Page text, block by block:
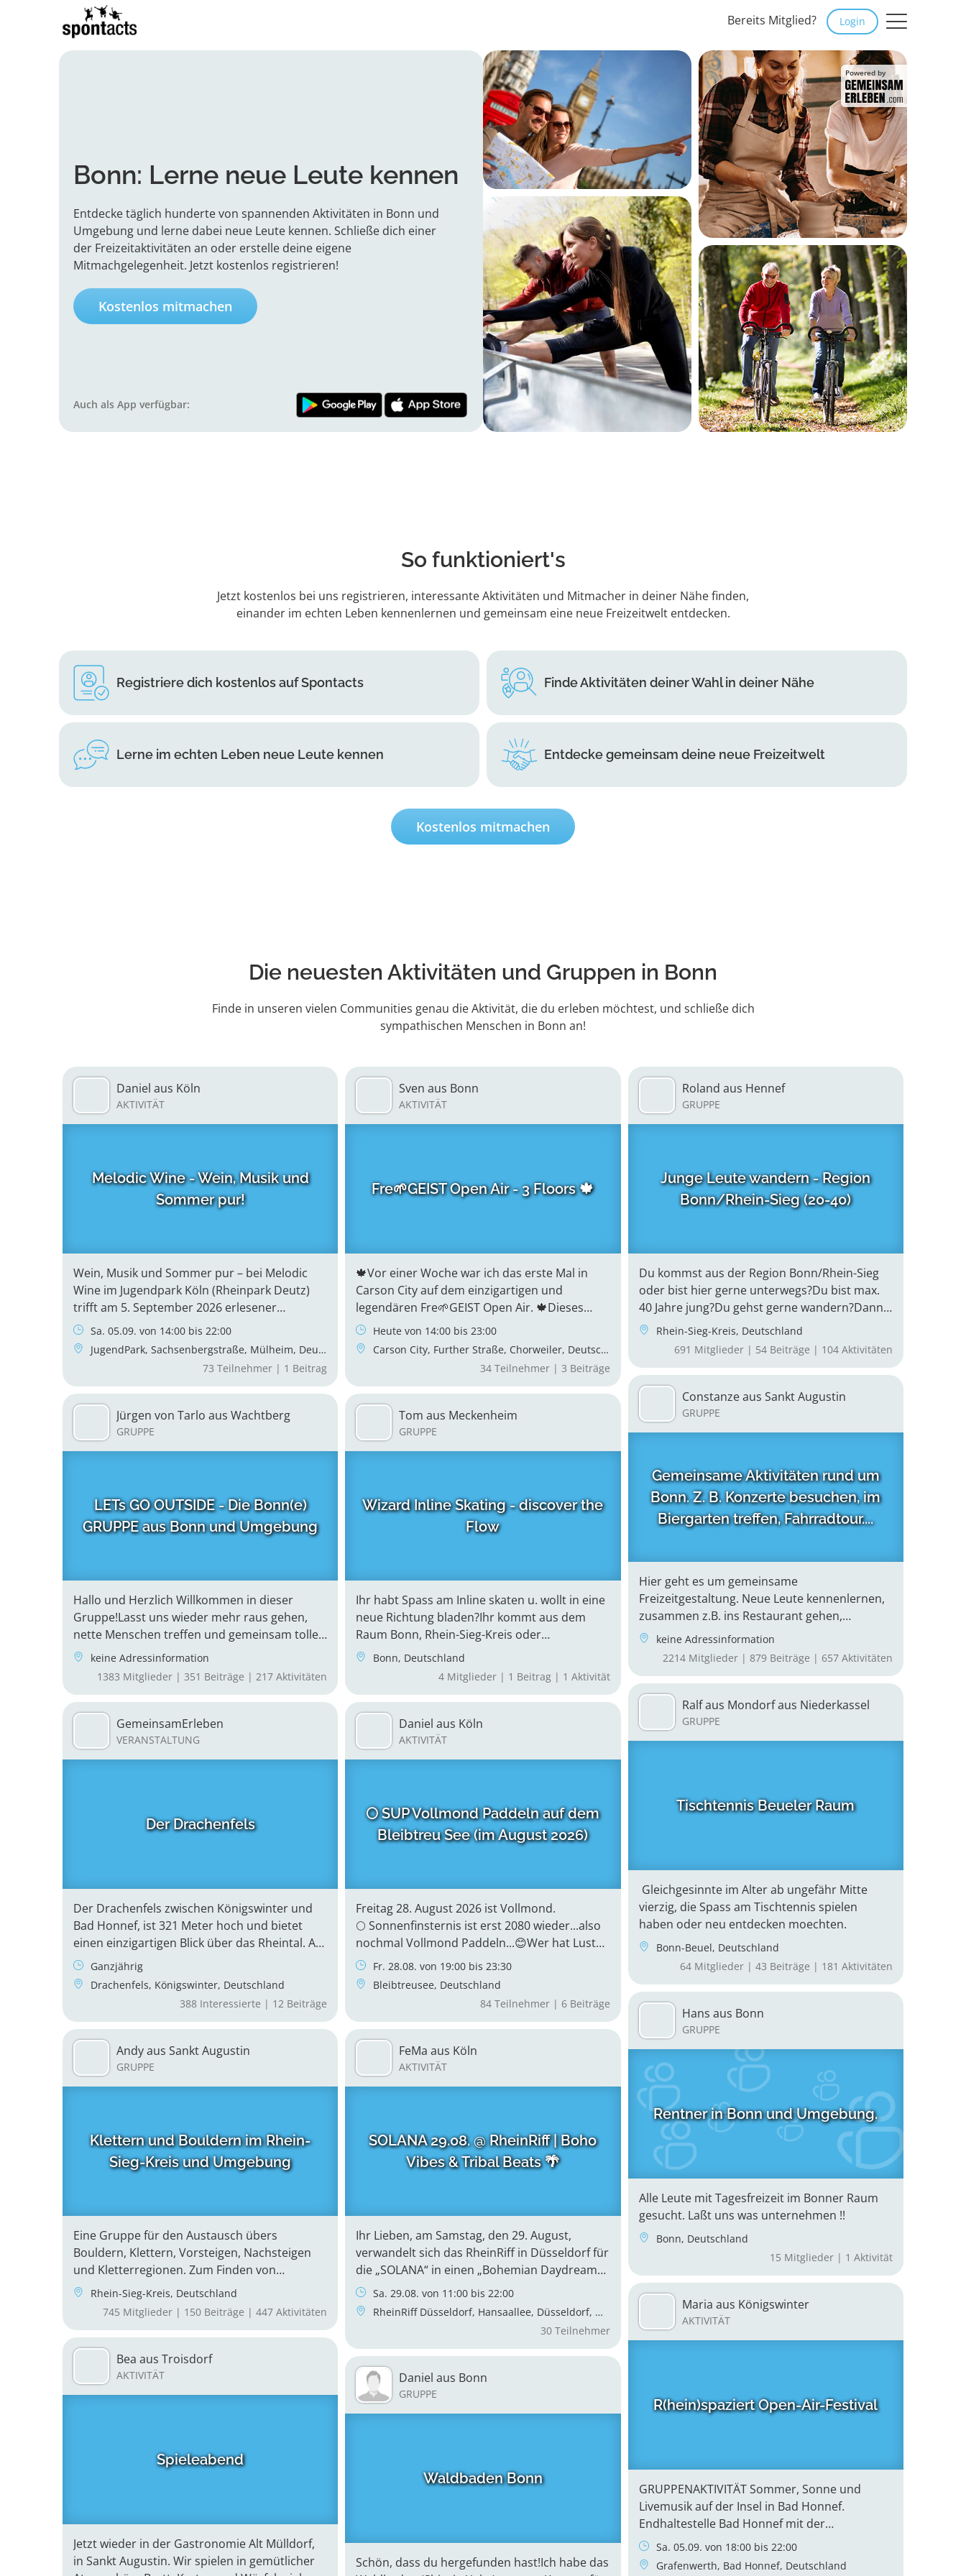
Bereits Mitglied? Login
Powered by
Bonn: Lerne neue Leute kennen
Entdecke täglich hunderte von spannenden Aktivitäten in Bonn und
Umgebung und lerne dabei neue Leute kennen. Schließe dich einer
der Freizeitaktivitäten an oder erstelle deine eigene
Mitmachgelegenheit. Jetzt kostenlos registrieren!
Kostenlos mitmachen
Auch als App verfügbar:
So funktioniert's
Jetzt kostenlos bei uns registrieren, interessante Aktivitäten und Mitmacher in deiner Nähe finden,
einander im echten Leben kennenlernen und gemeinsam eine neue Freizeitwelt entdecken.
Registriere dich kostenlos auf Spontacts Finde Aktivitäten deiner Wahl in deiner Nähe
Lerne im echten Leben neue Leute kennen Entdecke gemeinsam deine neue Freizeitwelt
Kostenlos mitmachen
Die neuesten Aktivitäten und Gruppen in Bonn
Finde in unseren vielen Communities genau die Aktivität, die du erleben möchtest, und schließe dich
sympathischen Menschen in Bonn an!